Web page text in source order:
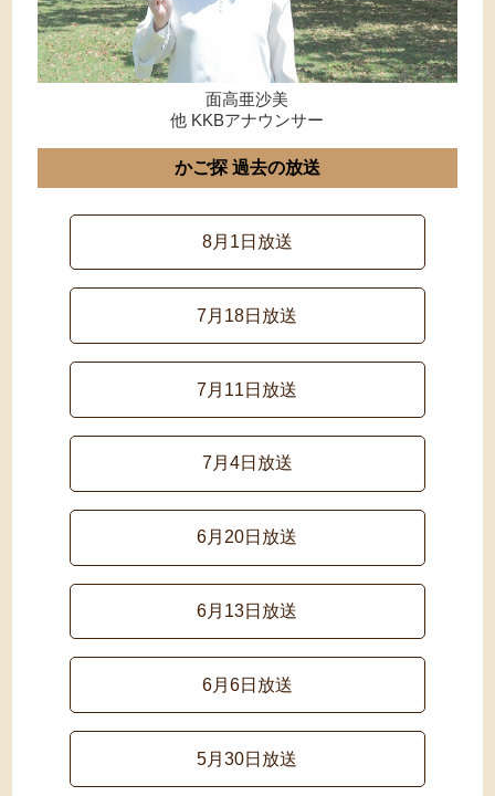
面高亜沙美
他 KKBアナウンサー
かご探 過去の放送
8月1日放送
7月18日放送
7月11日放送
7月4日放送
6月20日放送
6月13日放送
6月6日放送
5月30日放送